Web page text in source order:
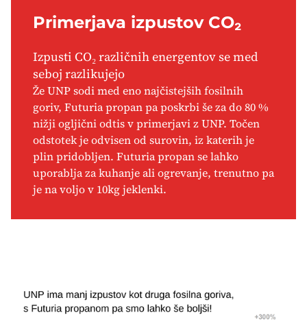
Primerjava izpustov CO₂
Izpusti CO₂ različnih energentov se med
seboj razlikujejo
Že UNP sodi med eno najčistejših fosilnih
goriv, Futuria propan pa poskrbi še za do 80 %
nižji ogljični odtis v primerjavi z UNP. Točen
odstotek je odvisen od surovin, iz katerih je
plin pridobljen. Futuria propan se lahko
uporablja za kuhanje ali ogrevanje, trenutno pa
je na voljo v 10kg jeklenki.